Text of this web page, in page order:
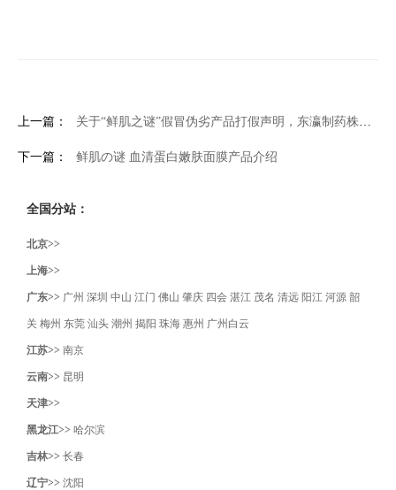
上一篇： 关于“鲜肌之谜”假冒伪劣产品打假声明，东瀛制药株式会社
下一篇： 鲜肌の谜 血清蛋白嫩肤面膜产品介绍
全国分站：
北京>>
上海>>
广东>> 广州 深圳 中山 江门 佛山 肇庆 四会 湛江 茂名 清远 阳江 河源 韶
关 梅州 东莞 汕头 潮州 揭阳 珠海 惠州 广州白云
江苏>> 南京
云南>> 昆明
天津>>
黑龙江>> 哈尔滨
吉林>> 长春
辽宁>> 沈阳‌